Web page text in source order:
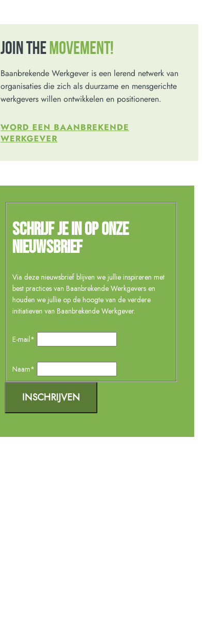
JOIN THE MOVEMENT!
Baanbrekende Werkgever is een lerend netwerk van
organisaties die zich als duurzame en mensgerichte
werkgevers willen ontwikkelen en positioneren.
WORD EEN BAANBREKENDE
WERKGEVER